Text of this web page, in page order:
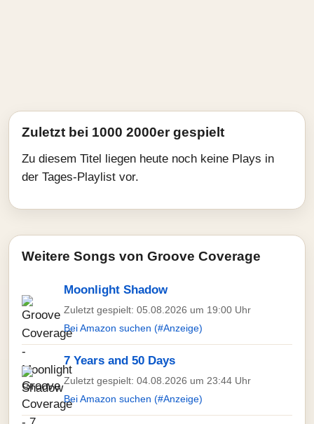
Zuletzt bei 1000 2000er gespielt
Zu diesem Titel liegen heute noch keine Plays in
der Tages-Playlist vor.
Weitere Songs von Groove Coverage
Moonlight Shadow
Zuletzt gespielt: 05.08.2026 um 19:00 Uhr
Bei Amazon suchen (#Anzeige)
7 Years and 50 Days
Zuletzt gespielt: 04.08.2026 um 23:44 Uhr
Bei Amazon suchen (#Anzeige)